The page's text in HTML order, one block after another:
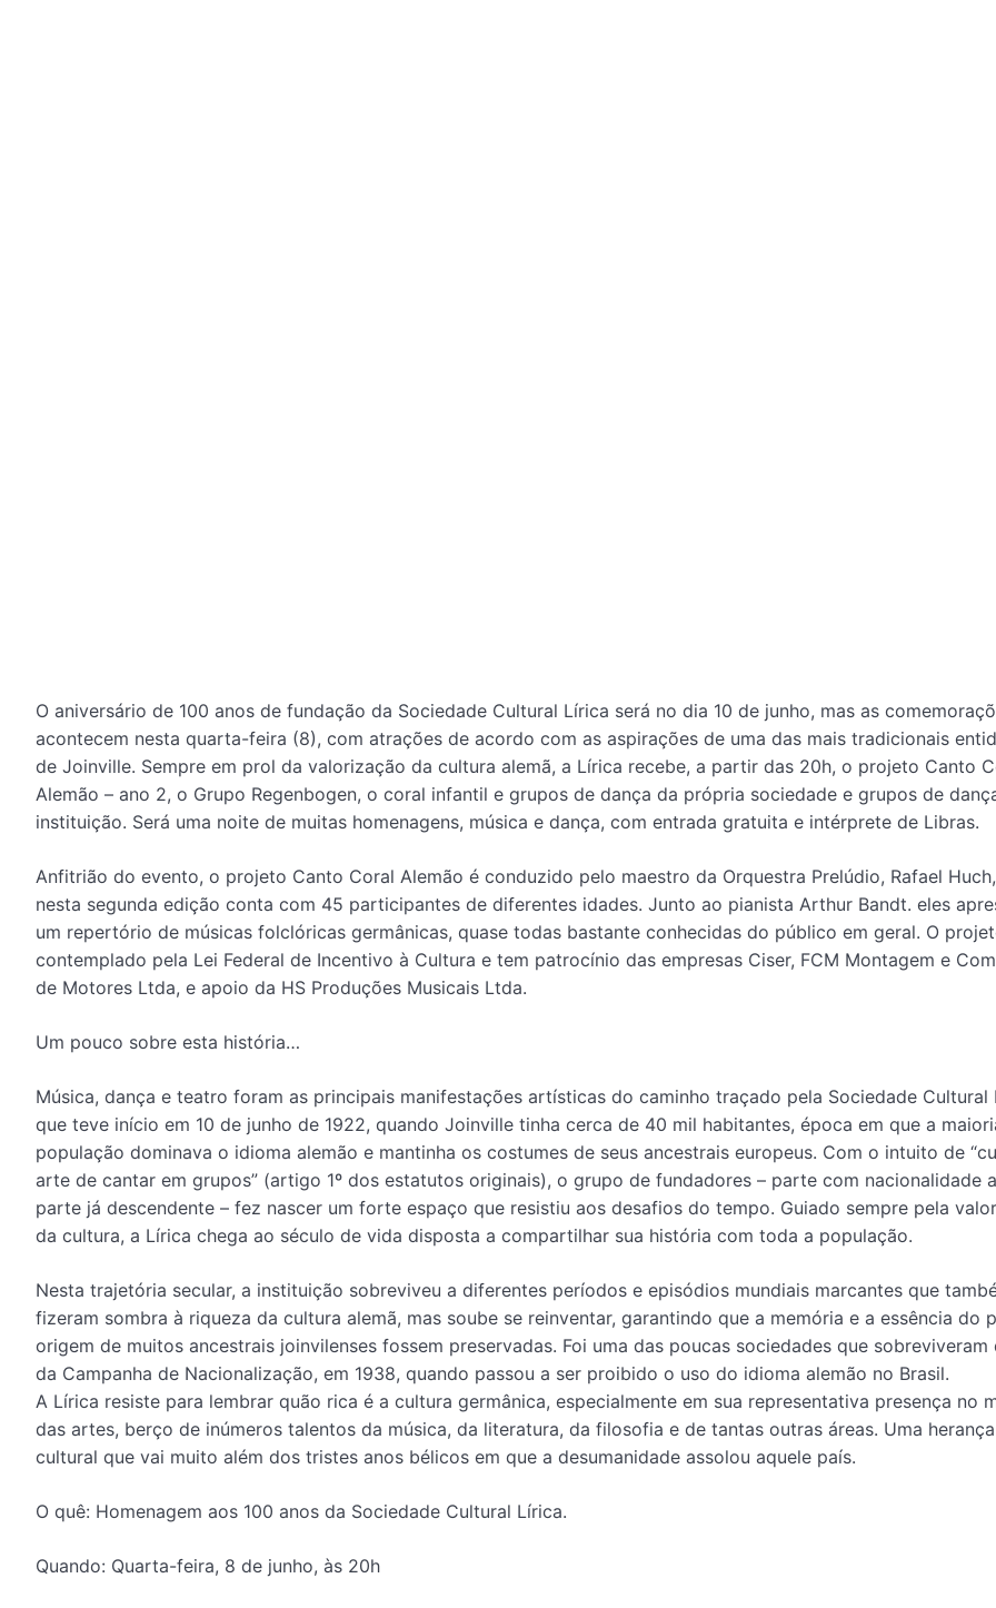
O aniversário de 100 anos de fundação da Sociedade Cultural Lírica será no dia 10 de junho, mas as
acontecem nesta quarta-feira (8), com atrações de acordo com as aspirações de uma das mais tradicionais
de Joinville. Sempre em prol da valorização da cultura alemã, a Lírica recebe, a partir das 20h, o projeto Canto
Alemão – ano 2, o Grupo Regenbogen, o coral infantil e grupos de dança da própria sociedade e grupos de
instituição. Será uma noite de muitas homenagens, música e dança, com entrada gratuita e intérprete de Libras.
Anfitrião do evento, o projeto Canto Coral Alemão é conduzido pelo maestro da Orquestra Prelúdio, Rafael
nesta segunda edição conta com 45 participantes de diferentes idades. Junto ao pianista Arthur Bandt. eles
um repertório de músicas folclóricas germânicas, quase todas bastante conhecidas do público em geral. O
contemplado pela Lei Federal de Incentivo à Cultura e tem patrocínio das empresas Ciser, FCM Montagem e
de Motores Ltda, e apoio da HS Produções Musicais Ltda.
Um pouco sobre esta história…
Música, dança e teatro foram as principais manifestações artísticas do caminho traçado pela Sociedade Cultural
que teve início em 10 de junho de 1922, quando Joinville tinha cerca de 40 mil habitantes, época em que a
população dominava o idioma alemão e mantinha os costumes de seus ancestrais europeus. Com o intuito de
arte de cantar em grupos” (artigo 1º dos estatutos originais), o grupo de fundadores – parte com nacionalidade
parte já descendente – fez nascer um forte espaço que resistiu aos desafios do tempo. Guiado sempre pela
da cultura, a Lírica chega ao século de vida disposta a compartilhar sua história com toda a população.
Nesta trajetória secular, a instituição sobreviveu a diferentes períodos e episódios mundiais marcantes que
fizeram sombra à riqueza da cultura alemã, mas soube se reinventar, garantindo que a memória e a essência do
origem de muitos ancestrais joinvilenses fossem preservadas. Foi uma das poucas sociedades que sobreviveram
da Campanha de Nacionalização, em 1938, quando passou a ser proibido o uso do idioma alemão no Brasil.
A Lírica resiste para lembrar quão rica é a cultura germânica, especialmente em sua representativa presença no
das artes, berço de inúmeros talentos da música, da literatura, da filosofia e de tantas outras áreas. Uma herança
cultural que vai muito além dos tristes anos bélicos em que a desumanidade assolou aquele país.
O quê: Homenagem aos 100 anos da Sociedade Cultural Lírica.
Quando: Quarta-feira, 8 de junho, às 20h